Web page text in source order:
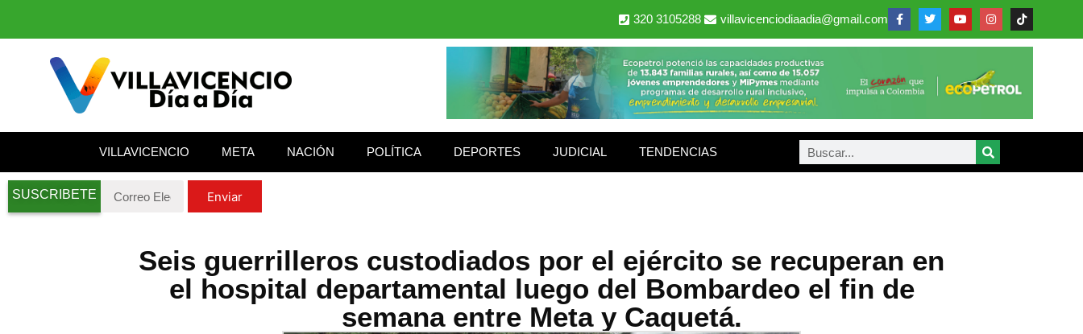
320 3105288 villavicenciodiaadia@gmail.com
VILLAVICENCIO META NACIÓN POLÍTICA DEPORTES JUDICIAL TENDENCIAS
SUSCRIBETE Enviar
Seis guerrilleros custodiados por el ejército se recuperan en
el hospital departamental luego del Bombardeo el fin de
semana entre Meta y Caquetá.